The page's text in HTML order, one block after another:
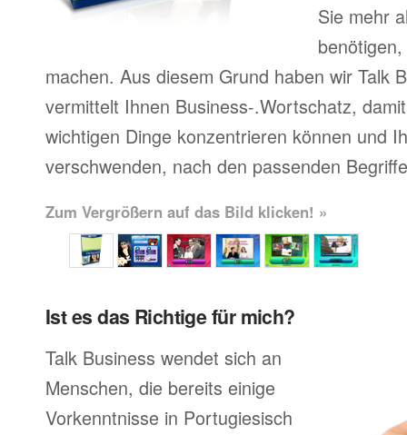
Sie mehr
machen. Aus diesem Grund haben wir Talk
vermittelt Ihnen Business-.Wortschatz,
wichtigen Dinge konzentrieren können und
verschwenden, nach den passenden
Zum Vergrößern auf das Bild klicken! »
Ist es das Richtige für mich?
Talk Business wendet sich an
Menschen, die bereits einige
Vorkenntnisse in Portugiesisch